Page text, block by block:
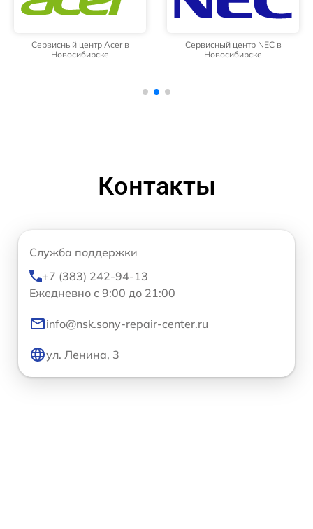
Сервисный центр Acer в
Новосибирске
Сервисный центр NEC в
Новосибирске
Контакты
Служба поддержки
+7 (383) 242-94-13
Ежедневно с 9:00 до 21:00
info@nsk.sony-repair-center.ru
ул. Ленина, 3